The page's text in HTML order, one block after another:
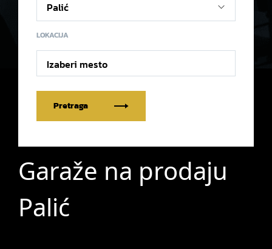
LOKACIJA
Izaberi mesto
Pretraga
Garaže na prodaju
Palić